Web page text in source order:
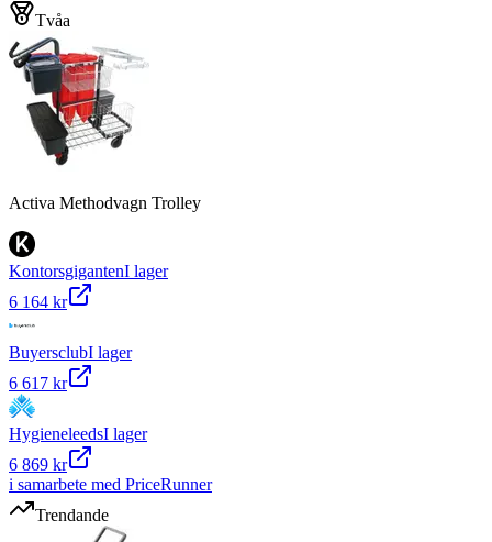
Tvåa
Activa Methodvagn Trolley
KontorsgigantenI lager
6 164 kr
BuyersclubI lager
6 617 kr
HygieneleedsI lager
6 869 kr
i samarbete med PriceRunner
Trendande